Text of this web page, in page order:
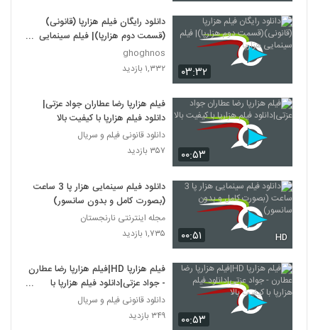
۰۳:۳۲
دانلود رایگان فیلم هزارپا (قانونی)
(قسمت دوم هزارپا)| فیلم سینمایی
هزارپا
ghoghnos
۱,۳۳۲ بازدید
۰۰:۵۳
فیلم هزارپا رضا عطاران جواد عزتی|
دانلود فیلم هزارپا با کیفیت بالا
دانلود قانونی فیلم و سریال
۳۵۷ بازدید
۰۰:۵۱ HD
دانلود فیلم سینمایی هزار پا 3 ساعت
(بصورت کامل و بدون سانسور)
مجله اینترنتی نارنجستان
۱,۷۳۵ بازدید
۰۰:۵۳
فیلم هزارپا HD|فیلم هزارپا رضا عطارن
- جواد عزتی|دانلود فیلم هزارپا با
کیفیت بالا
دانلود قانونی فیلم و سریال
۳۴۹ بازدید